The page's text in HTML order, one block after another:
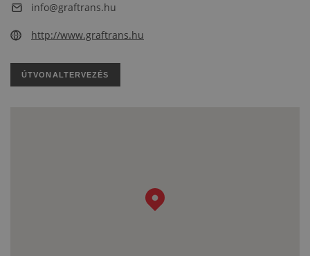
info@graftrans.hu
http://www.graftrans.hu
ÚTVONALTERVEZÉS